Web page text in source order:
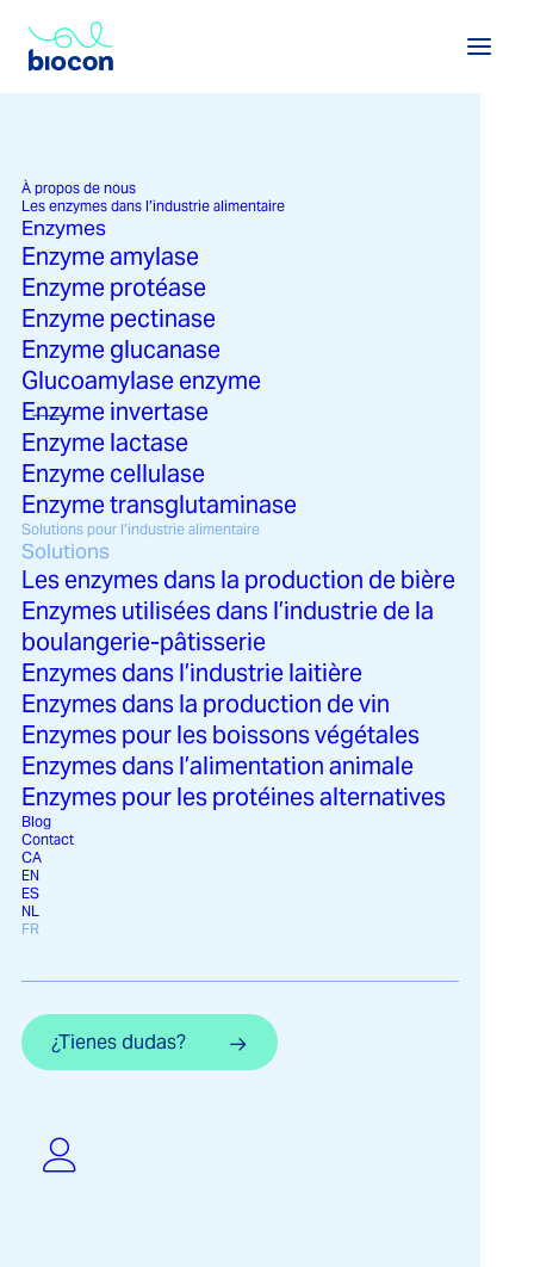
À propos de nous
Les enzymes dans l’industrie alimentaire
Enzymes
Voir les enzymes dans l'industrie alimentaire →
Enzyme amylase
Enzyme protéase
Enzyme pectinase
Enzyme glucanase
Glucoamylase enzyme
Enzyme invertase
Enzyme lactase
Enzyme cellulase
Enzyme transglutaminase
Solutions pour l’industrie alimentaire
Solutions
Voir les solutions dans l'industrie alimentaire →
Les enzymes dans la production de bière
Enzymes utilisées dans l’industrie de la
boulangerie-pâtisserie
Enzymes dans l’industrie laitière
Enzymes dans la production de vin
Enzymes pour les boissons végétales
Enzymes dans l’alimentation animale
Enzymes pour les protéines alternatives
Blog
Contact
CA
EN
ES
NL
FR
¿Tienes dudas?